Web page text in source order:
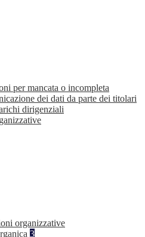
per mancata o incompleta
dei dati da parte dei titolari
dirigenziali
organizzative
3